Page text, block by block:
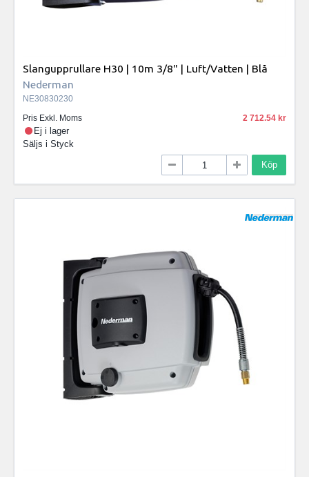
Slangupprullare H30 | 10m 3/8" | Luft/Vatten | Blå
Nederman
NE30830230
Pris Exkl. Moms
2 712.54
Ej i lager
Säljs i Styck
Köp